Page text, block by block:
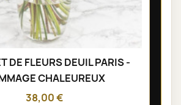
DE FLEURS DEUIL PARIS -
CHALEUREUX
38,00 €